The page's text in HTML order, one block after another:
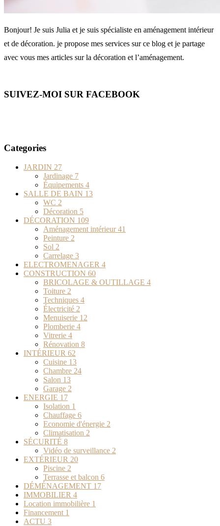
Bonjour! Je suis Julia et je suis spécialiste en aménagement intérieur
et de décoration. je propose mes services sur ce blog et je partage
avec vous mes articles sur la décoration et l’aménagement.
SUIVEZ-MOI SUR FACEBOOK
Categories
JARDIN 27
Jardinage 7
Équipements 4
SALLE DE BAIN 13
WC 2
Décoration 5
DÉCORATION 109
Aménagement intérieur41
Peinture 2
Sol 2
Carrelage 3
ELECTROMENAGER 4
CONSTRUCTION 60
BRICOLAGE & OUTILLAGE 4
Toiture 2
Techniques 4
Électricité 2
Menuiserie 12
Plomberie 4
Vitrerie 4
Rénovation 8
INTÉRIEUR 62
Cuisine 13
Chambre 24
Salon 13
Garage 2
ENERGIE 17
Isolation 1
Chauffage 6
Economie d'énergie 2
Climatisation 2
SÉCURITÉ 8
Vidéo de surveillance 2
EXTÉRIEUR 20
Piscine 2
Terrasse et balcon 6
DÉMÉNAGEMENT 17
IMMOBILIER 4
Location immobilière 1
Financement 1
ACTU 3